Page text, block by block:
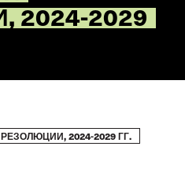
2024-2029
2024-2029 ГГ.